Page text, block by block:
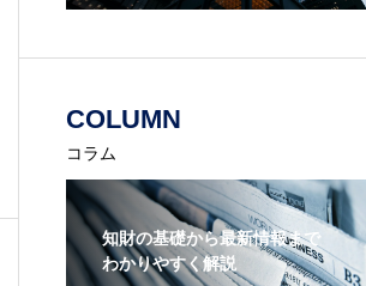
COLUMN
コラム
知財の基礎から最新情報まで
わかりやすく解説